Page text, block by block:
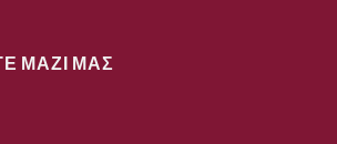
ΜΑΖΙ ΜΑΣ